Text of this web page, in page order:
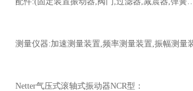
测量仪器:加速测量装置,频率测量装置,振幅测量
Netter气压式滚轴式振动器NCR型：